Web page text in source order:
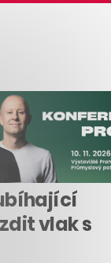
vlak s